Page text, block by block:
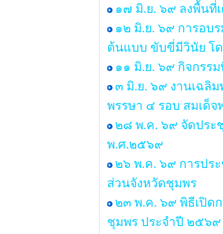
๑๗ มิ.ย. ๖๙ ลงพื้นที่
๑๒ มิ.ย. ๖๙ การอบ
ต้นแบบ ขับขี่มีวินัย โ
๑๑ มิ.ย. ๖๙ กิจกรร
๓ มิ.ย. ๖๙ งานเฉลิ
พรรษา ๔ รอบ สมเด็จ
๒๘ พ.ค. ๖๙ จัดประ
พ.ศ.๒๕๖๙
๒๖ พ.ค. ๖๙ การปร
ส่วนจังหวัดชุมพร
๒๓ พ.ค. ๖๙ พิธีเปิด
ชุมพร ประจำปี ๒๕๖๙